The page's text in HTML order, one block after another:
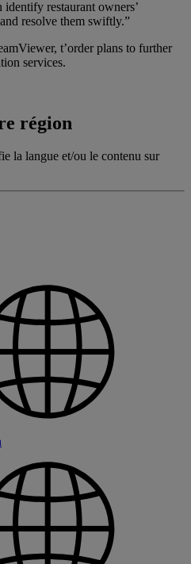
restaurant owners’
resolve them swiftly.”
t’order plans to further
services.
région
la langue et/ou le contenu sur